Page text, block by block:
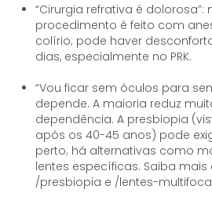
“Cirurgia refrativa é dolorosa”:
procedimento é feito com
colírio; pode haver
dias, especialmente no PRK.
“Vou ficar sem óculos para
depende. A maioria reduz
dependência. A presbiopia
após os 40-45 anos) pode
perto; há alternativas como
lentes específicas. Saiba mais
/presbiopia e /lentes-